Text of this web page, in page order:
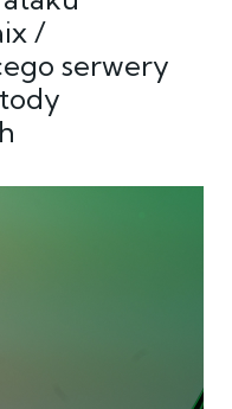
/
serwery